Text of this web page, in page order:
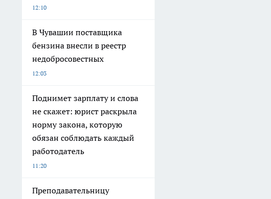
12:10
В Чувашии поставщика
бензина внесли в реестр
недобросовестных
12:03
Поднимет зарплату и слова
не скажет: юрист раскрыла
норму закона, которую
обязан соблюдать каждый
работодатель
11:20
Преподавательницу